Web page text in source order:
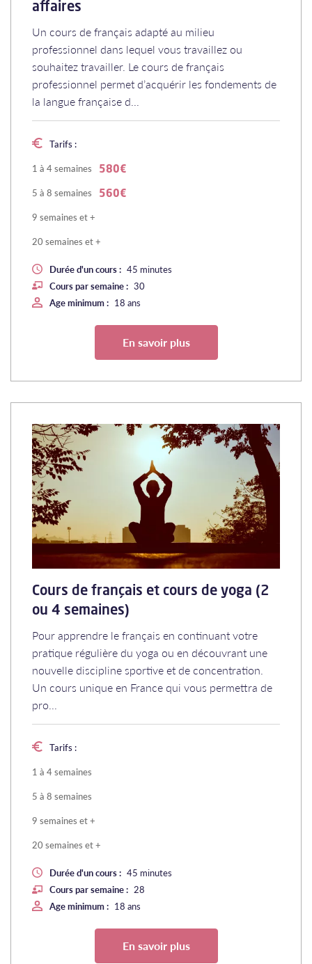
affaires
Un cours de français adapté au milieu
professionnel dans lequel vous travaillez ou
souhaitez travailler. Le cours de français
professionnel permet d’acquérir les fondements de
la langue française d...
Tarifs :
1 à 4 semaines
580€
5 à 8 semaines 560€
9 semaines et +
20 semaines et +
Durée d'un cours : 45 minutes
Cours par semaine : 30
Age minimum : 18 ans
En savoir plus
Cours de français et cours de yoga (2
ou 4 semaines)
Pour apprendre le français en continuant votre
pratique régulière du yoga ou en découvrant une
nouvelle discipline sportive et de concentration.
Un cours unique en France qui vous permettra de
pro...
Tarifs :
1 à 4 semaines
5 à 8 semaines
9 semaines et +
20 semaines et +
Durée d'un cours : 45 minutes
Cours par semaine : 28
Age minimum : 18 ans
En savoir plus